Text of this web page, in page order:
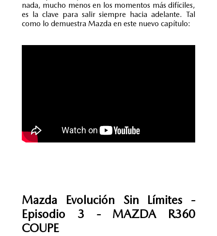
nada, mucho menos en los momentos más difíciles,
es la clave para salir siempre hacia adelante. Tal
como lo demuestra Mazda en este nuevo capítulo:
Mazda Evolución Sin Límites -
Episodio 3 - MAZDA R360
COUPE